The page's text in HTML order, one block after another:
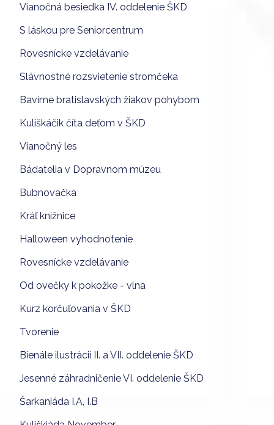
Vianočná besiedka IV. oddelenie ŠKD
S láskou pre Seniorcentrum
Rovesnícke vzdelávanie
Slávnostné rozsvietenie stromčeka
Bavíme bratislavských žiakov pohybom
Kuliškáčik číta deťom v ŠKD
Vianočný les
Bádatelia v Dopravnom múzeu
Bubnovačka
Kráľ knižnice
Halloween vyhodnotenie
Rovesnícke vzdelávanie
Od ovečky k pokožke - vlna
Kurz korčuľovania v ŠKD
Tvorenie
Bienále ilustrácií II. a VII. oddelenie ŠKD
Jesenné záhradničenie VI. oddelenie ŠKD
Šarkaniáda I.A, I.B